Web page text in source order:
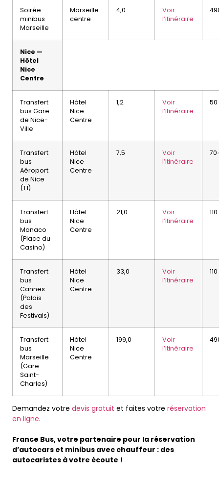
Soirée
minibus
Marseille
Marseille
centre
4,0
Voir
l’itinéraire
Nice —
Hôtel
Nice
Centre
Transfert
bus Gare
de Nice-
Ville
Hôtel
Nice
Centre
1,2
Voir
l’itinéraire
Transfert
bus
Aéroport
de Nice
(T1)
Hôtel
Nice
Centre
7,5
Voir
l’itinéraire
70
Transfert
bus
Monaco
(Place du
Casino)
Hôtel
Nice
Centre
21,0
Voir
l’itinéraire
Transfert
bus
Cannes
(Palais
des
Festivals)
Hôtel
Nice
Centre
33,0
Voir
l’itinéraire
Transfert
bus
Marseille
(Gare
Saint-
Charles)
Hôtel
Nice
Centre
199,0
Voir
l’itinéraire
Demandez votre devis gratuit et faites votre réservation
en ligne.
France Bus, votre partenaire pour la réservation
d’autocars et minibus avec chauffeur : des
autocaristes à votre écoute !